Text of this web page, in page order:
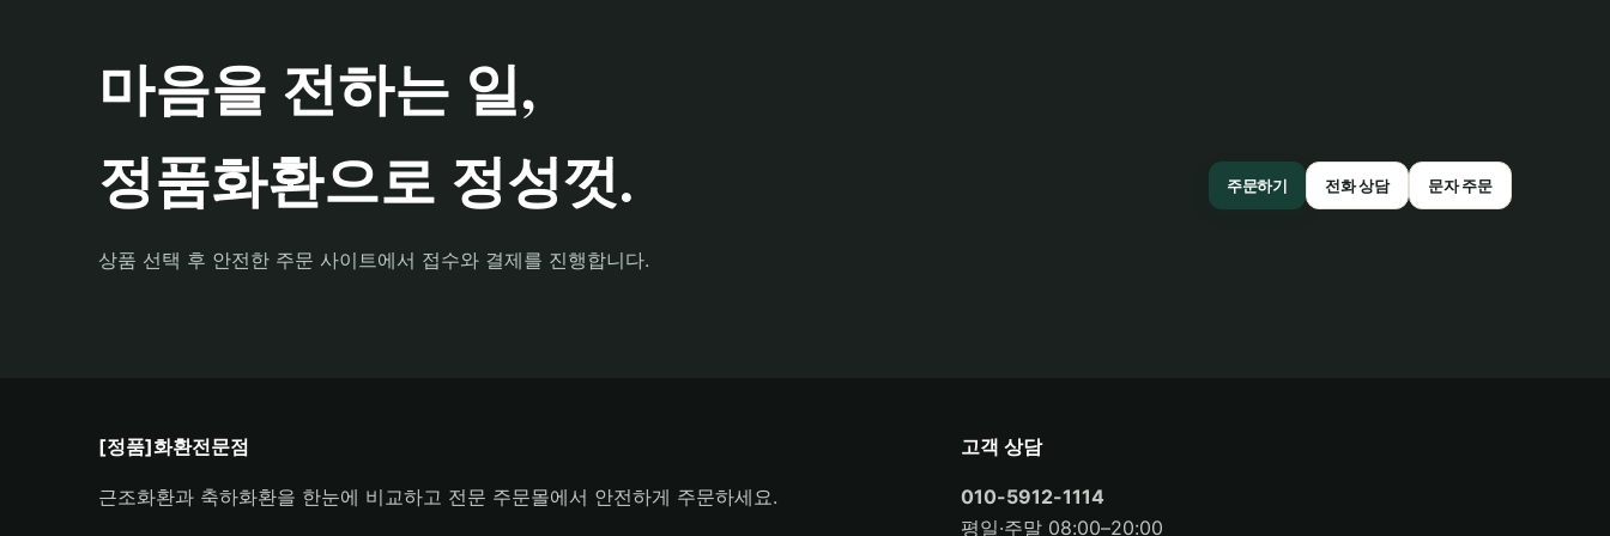
마음을 전하는 일,
정품화환으로 정성껏.
상품 선택 후 안전한 주문 사이트에서 접수와 결제를 진행합니다.
주문하기 전화 상담 문자 주문
[정품]화환전문점
근조화환과 축하화환을 한눈에 비교하고 전문 주문몰에서 안전하게 주문하세요.
고객 상담
010-5912-1114
평일·주말 08:00–20:00